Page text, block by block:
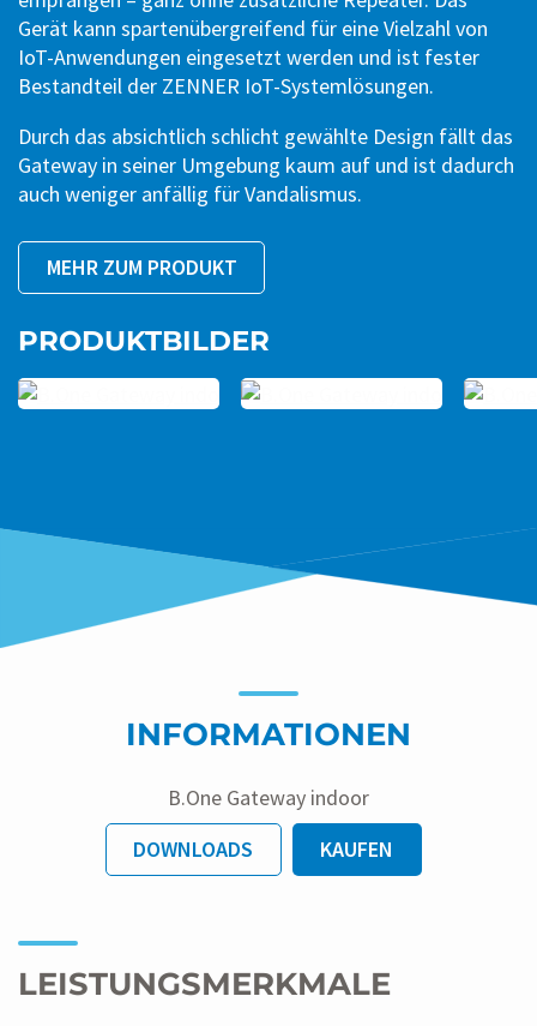
Gerät kann spartenübergreifend für eine Vielzahl von
IoT-Anwendungen eingesetzt werden und ist fester
Bestandteil der ZENNER IoT-Systemlösungen.
Durch das absichtlich schlicht gewählte Design fällt das
Gateway in seiner Umgebung kaum auf und ist dadurch
auch weniger anfällig für Vandalismus.
MEHR ZUM PRODUKT
PRODUKTBILDER
INFORMATIONEN
B.One Gateway indoor
DOWNLOADS
KAUFEN
LEISTUNGSMERKMALE